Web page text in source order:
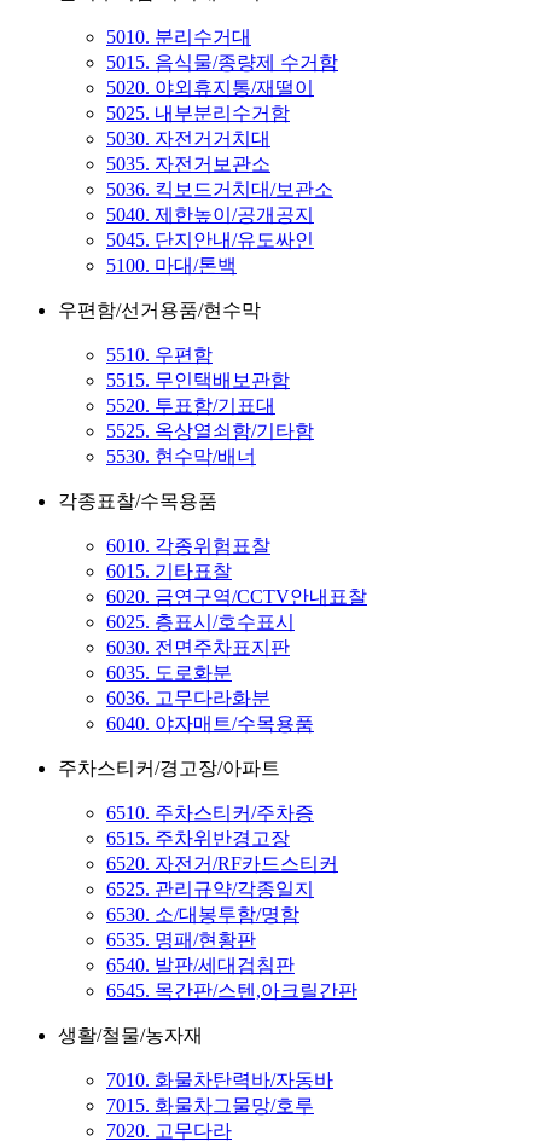
5010. 분리수거대
5015. 음식물/종량제 수거함
5020. 야외휴지통/재떨이
5025. 내부분리수거함
5030. 자전거거치대
5035. 자전거보관소
5036. 킥보드거치대/보관소
5040. 제한높이/공개공지
5045. 단지안내/유도싸인
5100. 마대/톤백
우편함/선거용품/현수막
5510. 우편함
5515. 무인택배보관함
5520. 투표함/기표대
5525. 옥상열쇠함/기타함
5530. 현수막/배너
각종표찰/수목용품
6010. 각종위험표찰
6015. 기타표찰
6020. 금연구역/CCTV안내표찰
6025. 층표시/호수표시
6030. 전면주차표지판
6035. 도로화분
6036. 고무다라화분
6040. 야자매트/수목용품
주차스티커/경고장/아파트
6510. 주차스티커/주차증
6515. 주차위반경고장
6520. 자전거/RF카드스티커
6525. 관리규약/각종일지
6530. 소/대봉투함/명함
6535. 명패/현황판
6540. 발판/세대검침판
6545. 목간판/스텐,아크릴간판
생활/철물/농자재
7010. 화물차탄력바/자동바
7015. 화물차그물망/호루
7020. 고무다라